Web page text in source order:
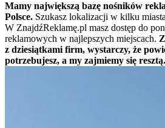
Mamy największą bazę nośników
Polsce. Szukasz lokalizacji w kilku
W ZnajdźReklamę.pl masz dostęp do
reklamowych w najlepszych miejscach.
z dziesiątkami firm, wystarczy, że
potrzebujesz, a my zajmiemy się